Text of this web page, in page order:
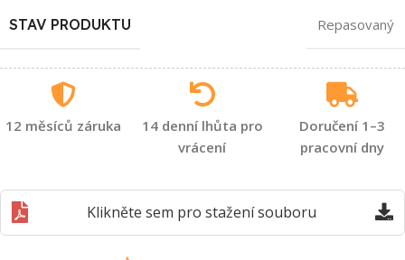
STAV PRODUKTU Repasovaný
12 měsíců záruka
14 denní lhůta pro
vrácení
Doručení 1–3
pracovní dny
Klikněte sem pro stažení souboru